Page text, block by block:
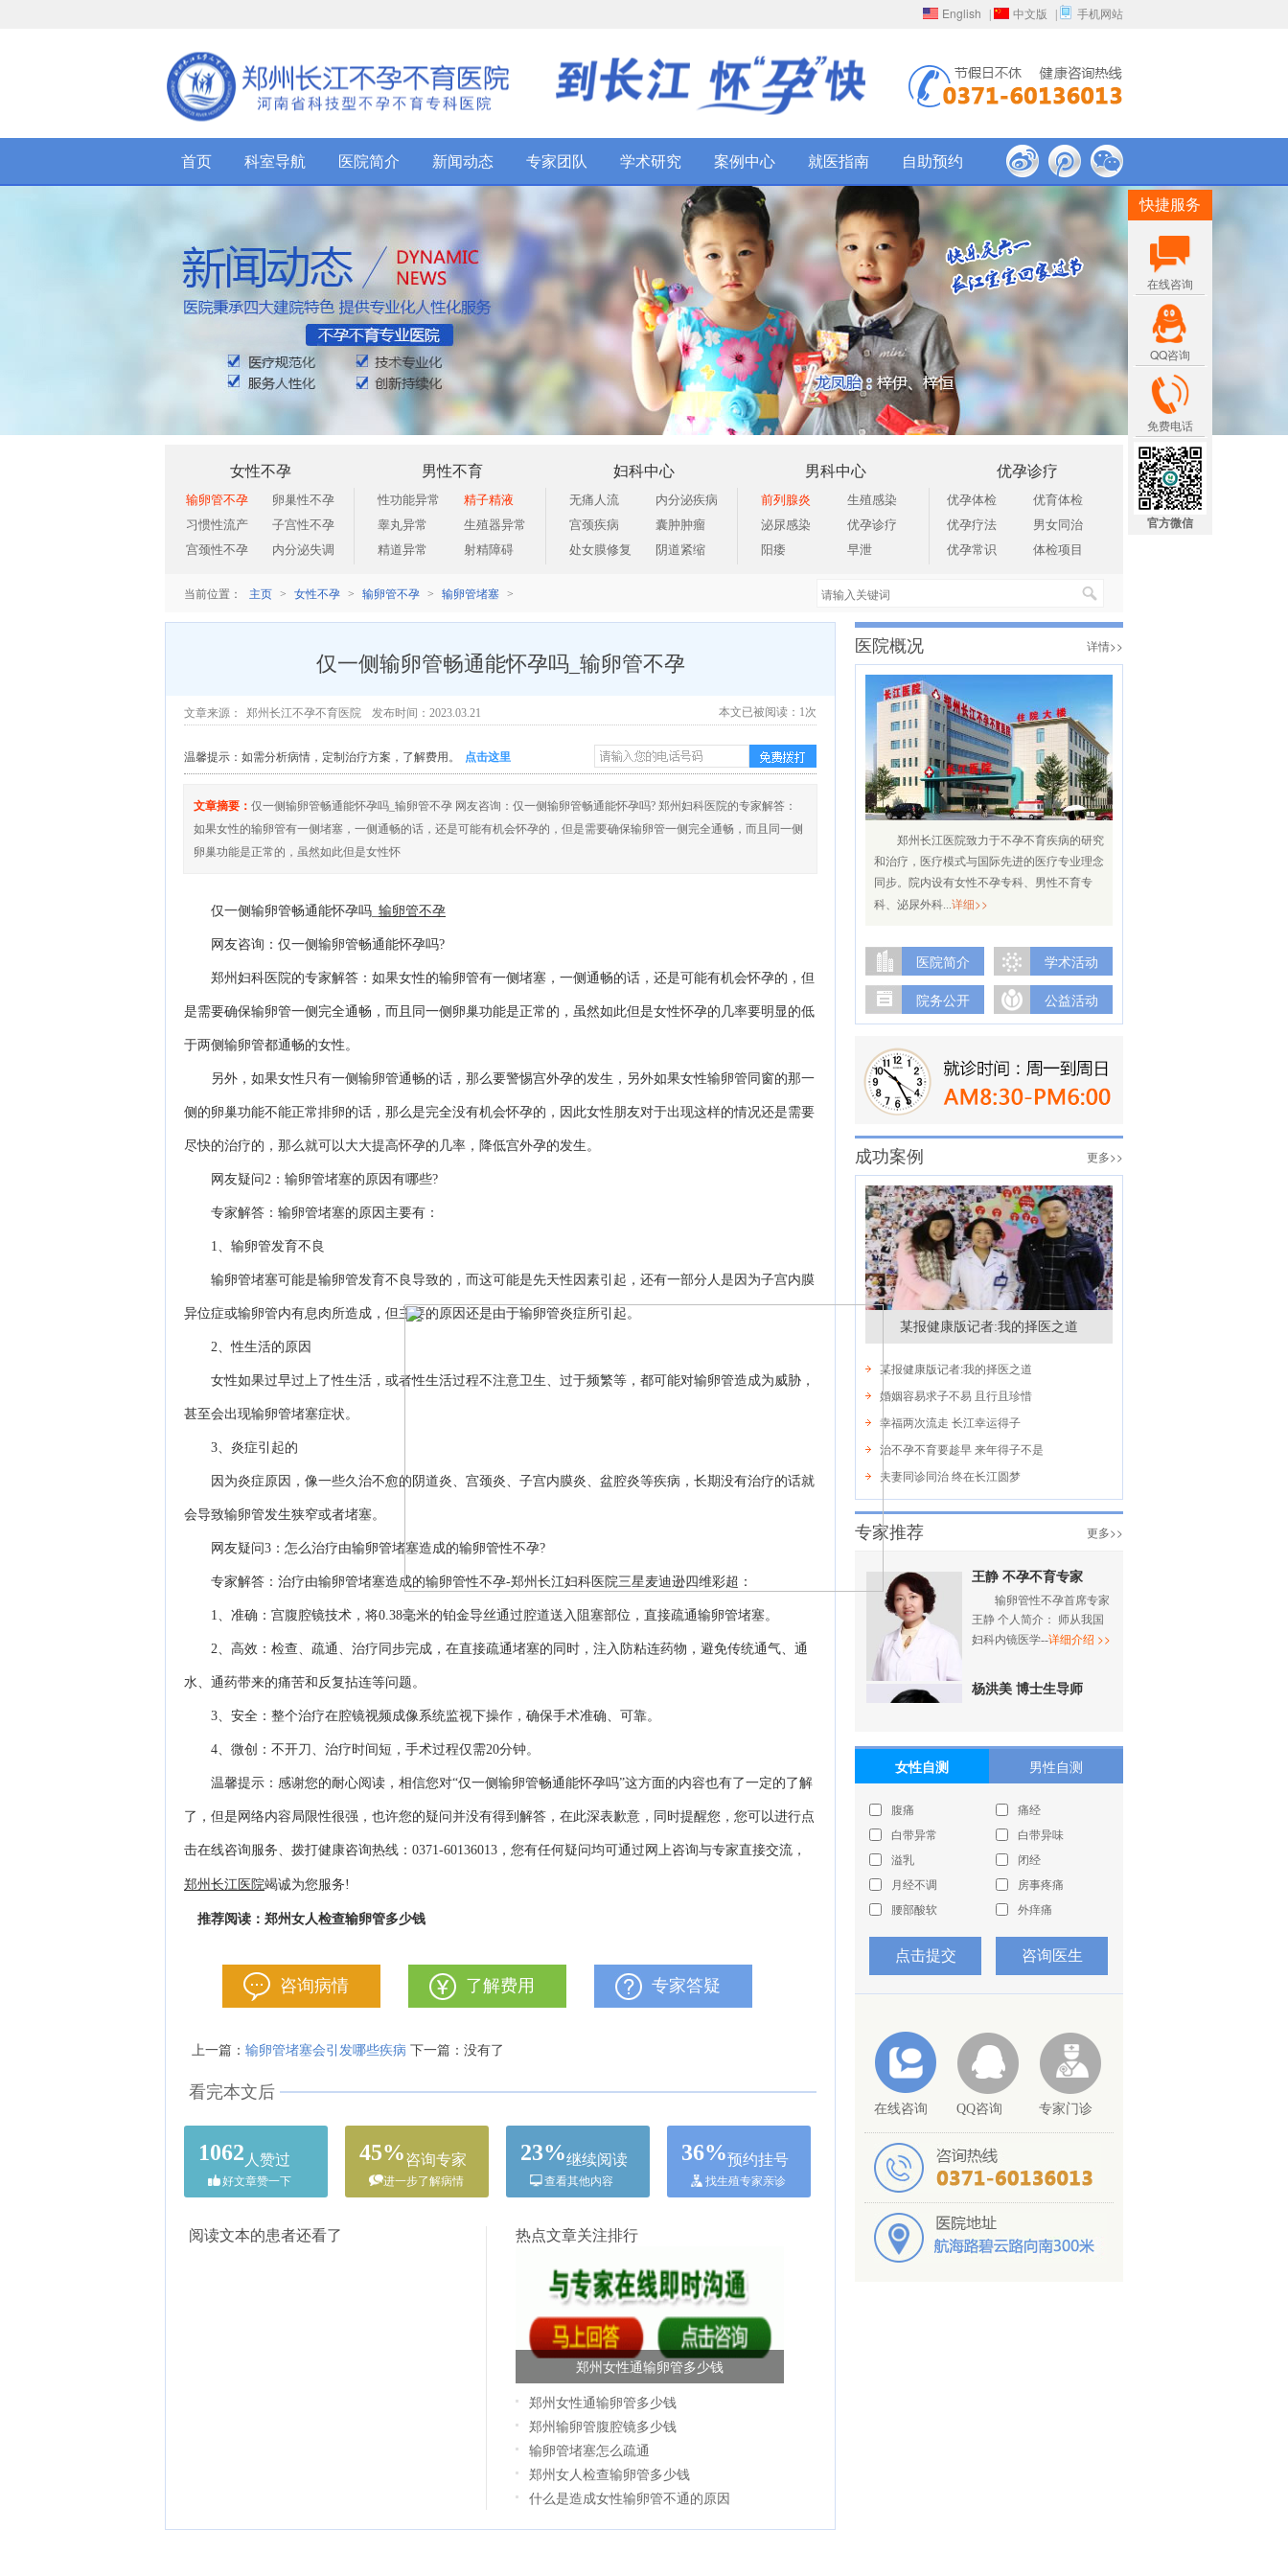
English 中文版 手机网站
首页 科室导航 医院简介 新闻动态 专家团队 学术研究 案例中心 就医指南 自助预约
女性不孕
输卵管不孕
卵巢性不孕
习惯性流产
子宫性不孕
宫颈性不孕
内分泌失调
男性不育
性功能异常
精子精液
睾丸异常
生殖器异常
精道异常
射精障碍
妇科中心
无痛人流
内分泌疾病
宫颈疾病
囊肿肿瘤
处女膜修复
阴道紧缩
男科中心
前列腺炎
生殖感染
泌尿感染
优孕诊疗
阳痿
早泄
优孕诊疗
优孕体检
优育体检
优孕疗法
男女同治
优孕常识
体检项目
当前位置： 主页 > 女性不孕 > 输卵管不孕 > 输卵管堵塞 >
仅一侧输卵管畅通能怀孕吗_输卵管不孕
本文已被阅读：1次
文章来源： 郑州长江不孕不育医院 发布时间：2023.03.21
温馨提示：如需分析病情，定制治疗方案，了解费用。 点击这里
文章摘要： 仅一侧输卵管畅通能怀孕吗_输卵管不孕 网友咨询：仅一侧输卵管畅通能怀孕吗? 郑州妇科医院的专家解答：
如果女性的输卵管有一侧堵塞，一侧通畅的话，还是可能有机会怀孕的，但是需要确保输卵管一侧完全通畅，而且同一侧
卵巢功能是正常的，虽然如此但是女性怀
仅一侧输卵管畅通能怀孕吗_ 输卵管不孕
网友咨询：仅一侧输卵管畅通能怀孕吗?
郑州妇科医院的专家解答：如果女性的输卵管有一侧堵塞，一侧通畅的话，还是可能有机会怀孕的，但
是需要确保输卵管一侧完全通畅，而且同一侧卵巢功能是正常的，虽然如此但是女性怀孕的几率要明显的低
于两侧输卵管都通畅的女性。
另外，如果女性只有一侧输卵管通畅的话，那么要警惕宫外孕的发生，另外如果女性输卵管同窗的那一
侧的卵巢功能不能正常排卵的话，那么是完全没有机会怀孕的，因此女性朋友对于出现这样的情况还是需要
尽快的治疗的，那么就可以大大提高怀孕的几率，降低宫外孕的发生。
网友疑问2：输卵管堵塞的原因有哪些?
专家解答：输卵管堵塞的原因主要有：
1、输卵管发育不良
输卵管堵塞可能是输卵管发育不良导致的，而这可能是先天性因素引起，还有一部分人是因为子宫内膜
异位症或输卵管内有息肉所造成，但主要的原因还是由于输卵管炎症所引起。
2、性生活的原因
女性如果过早过上了性生活，或者性生活过程不注意卫生、过于频繁等，都可能对输卵管造成为威胁，
甚至会出现输卵管堵塞症状。
3、炎症引起的
因为炎症原因，像一些久治不愈的阴道炎、宫颈炎、子宫内膜炎、盆腔炎等疾病，长期没有治疗的话就
会导致输卵管发生狭窄或者堵塞。
网友疑问3：怎么治疗由输卵管堵塞造成的输卵管性不孕?
专家解答：治疗由输卵管堵塞造成的输卵管性不孕-郑州长江妇科医院三星麦迪逊四维彩超：
1、准确：宫腹腔镜技术，将0.38毫米的铂金导丝通过腔道送入阻塞部位，直接疏通输卵管堵塞。
2、高效：检查、疏通、治疗同步完成，在直接疏通堵塞的同时，注入防粘连药物，避免传统通气、通
水、通药带来的痛苦和反复拈连等问题。
3、安全：整个治疗在腔镜视频成像系统监视下操作，确保手术准确、可靠。
4、微创：不开刀、治疗时间短，手术过程仅需20分钟。
温馨提示：感谢您的耐心阅读，相信您对“仅一侧输卵管畅通能怀孕吗”这方面的内容也有了一定的了解
了，但是网络内容局限性很强，也许您的疑问并没有得到解答，在此深表歉意，同时提醒您，您可以进行点
击在线咨询服务、拨打健康咨询热线：0371-60136013，您有任何疑问均可通过网上咨询与专家直接交流，
郑州长江医院竭诚为您服务!
推荐阅读： 郑州女人检查输卵管多少钱
咨询病情 了解费用 专家答疑
上一篇： 输卵管堵塞会引发哪些疾病 下一篇：没有了
看完本文后
1062 人赞过
好文章赞一下
45%咨询专家
进一步了解病情
23%继续阅读
查看其他内容
36%预约挂号
找生殖专家亲诊
阅读文本的患者还看了 热点文章关注排行
郑州女性通输卵管多少钱
郑州女性通输卵管多少钱
郑州输卵管腹腔镜多少钱
输卵管堵塞怎么疏通
郑州女人检查输卵管多少钱
什么是造成女性输卵管不通的原因
详情>>
医院概况
郑州长江医院致力于不孕不育疾病的研究
和治疗，医疗模式与国际先进的医疗专业理念
同步。院内设有女性不孕专科、男性不育专
科、泌尿外科...详细>>
医院简介
学术活动
院务公开
公益活动
更多>>
成功案例
某报健康版记者:我的择医之道
某报健康版记者:我的择医之道
婚姻容易求子不易 且行且珍惜
幸福两次流走 长江幸运得子
治不孕不育要趁早 来年得子不是
夫妻同诊同治 终在长江圆梦
更多>>
专家推荐
王静 不孕不育专家
输卵管性不孕首席专家
王静 个人简介： 师从我国
妇科内镜医学--详细介绍 >>
杨洪美 博士生导师
微创宫腹腔镜手详细介绍
赖爱鸾 主任医师 硕士生
导师、教授
主任医师 硕士生导师、
士生导师、教授 详细介绍
女性自测 男性自测
腹痛
痛经
白带异常
白带异味
溢乳
闭经
月经不调
房事疼痛
腰部酸软
外痒痛
点击提交 咨询医生
精液量少
阳痿早泄
性交疼痛
精液带血
蚯蚓状静脉
生殖器异畸形
射精痛
阴囊潮湿
睾丸缺失
点击提交 咨询医生
在线咨询 QQ咨询 专家门诊
快捷服务
在线咨询
QQ咨询
免费电话
官方微信